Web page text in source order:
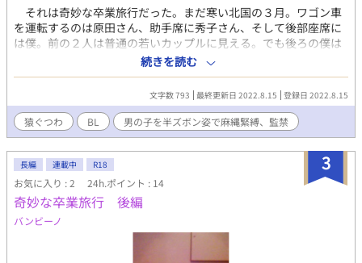
で暇なんだろ。河野さんと矢崎さんが来る。たまには男の子をい
じめてみたいって」 河野さんと矢崎さんは釣り仲間で５０歳前
後のおじさんだ。２人が僕を責めたいって？ ２人とも年季の入
ったスパンカーだけど。それもちょっと楽しいかも。 「結構いい
動画が撮れたよ。河野さんがまたパドルとか持ってくるから、可
よ」 「一晩眠れば、また白いお尻になるわよ」
それは奇妙な卒業旅行だった。まだ寒い北国の３月。ワゴン車
を運転するのは原田さん、助手席に秀子さん、そして後部座席に
は僕。前の２人は普通の若いカップルに見える。でも後ろの僕は
冬なのにデニム短パン姿、麻縄で後ろ手にぐるぐる巻きに縛り上
げられ、両脚も縛られて手ぬぐいの猿ぐつわをかまされていた。
僕が原田さんと出会ったのは大学に入学してすぐ、校門の近く
の夜のスナックだった。オーバードクターの原田さんは塾講師を
しながら映画を撮っていて、スナックの常連だった。下宿生活を
始めたばかりの僕はお金がなく、原田さんにときどき奢ってもら
うようになっていた。原田さんはいつか、僕を主人公にした映画
を作りたいと言っていた。それで親切にしてくれるのかな、でも
交友関係も広い人だし、ラッキーだったな。どんな映画を撮りた
いかなど僕は気にも留めていなかった。 秀子さんはＯＬさん
で、いつもショートパンツをはいていて屈託のない感じ。２人の
出会いの馴れ初めは知らないけど、まあ普通に似合いのカップル
だ。 原田さんは僕の思春期の思い出話を聞きたがった。僕はあ
る夏の夜、２人の前で中学時代に受けたお尻叩きのお仕置きの話
続きを読む
文字数 793 最終更新日 2022.8.15 登録日 2022.8.15
猿ぐつわ BL 男の子を半ズボン姿で麻縄緊縛、監禁
3
長編 連載中 R18
お気に入り : 2 24h.ポイント : 14
奇妙な卒業旅行 後編
バンビーノ